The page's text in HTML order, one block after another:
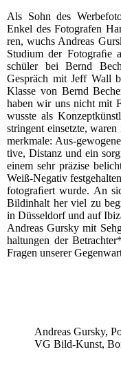
Als Sohn des
Enkel des Foto­gra­fen
ren, wuchs Andre­as
Stu­di­um der Foto­graﬁe
schü­ler bei Bernd
Gespräch mit Jeff Wall
Klas­se von Bernd
haben wir uns nicht mit
wuss­te als
strin­gent ein­setz­te,
merk­ma­le: Aus-
ti­ve, Distanz und ein
einem sehr prä­zi­se
Weiß-Nega­tiv
foto­graﬁert wur­de. An
Bild­in­halt her viel zu
in Düs­sel­dorf und auf
Andre­as Gurs­ky mit
hal­tun­gen der
Fra­gen unse­rer
Andre­as Gurs­ky,
VG Bild-Kunst,